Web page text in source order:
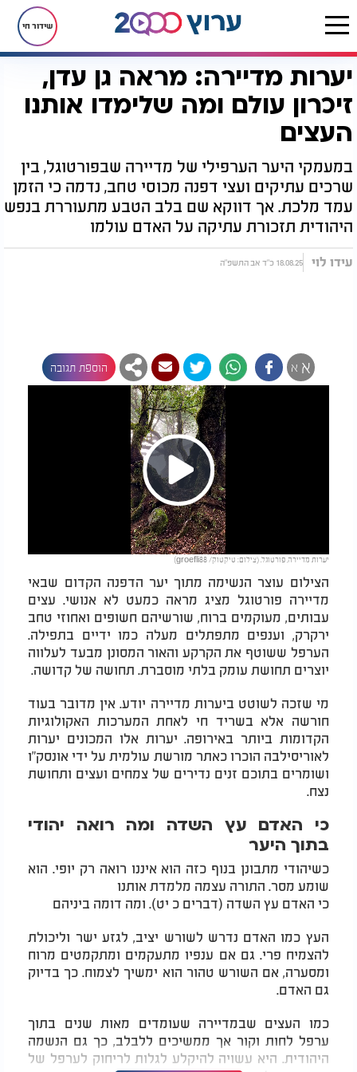
שידור חי
דף הבית יהדות נפלאות הבריאה יערות מדיירה: מראה גן עדן, זיכרון עולם ומה שלימדו אותנו העצים
יערות מדיירה: מראה גן עדן,
זיכרון עולם ומה שלימדו אותנו
העצים
במעמקי היער הערפילי של מדיירה שבפורטוגל, בין
שרכים עתיקים ועצי דפנה מכוסי טחב, נדמה כי הזמן
עמד מלכת. אך דווקא שם בלב הטבע מתעוררת בנפש
היהודית תזכורת עתיקה על האדם עולמו
עידו לוי 18.08.25 כ"ד אב התשפ"ה
א א הוספת תגובה
Play
Video
יערות מדיירה, פורטוגל. (צילום: טיקטוק/ groefli88)
הצילום עוצר הנשימה מתוך יער הדפנה הקדום שבאי
מדיירה פורטוגל מציג מראה כמעט לא אנושי. עצים
עבותים, מעוקמים ברוח, שורשיהם חשופים ואחוזי טחב
ירקרק, וענפים מתפתלים מעלה כמו ידיים בתפילה.
הערפל ששוטף את הקרקע והאור המסונן מבעד לעלווה
יוצרים תחושת עומק בלתי מוסברת. תחושה של קדושה.
מי שזכה לשוטט ביערות מדיירה יודע. אין מדובר בעוד
חורשה אלא בשריד חי לאחת המערכות האקולוגיות
הקדומות ביותר באירופה. יערות אלו המכונים יערות
לאוריסילבה הוכרו כאתר מורשת עולמית על ידי אונסק"ו
ושומרים בתוכם זנים נדירים של צמחים ועצים ותחושת
נצח.
כי האדם עץ השדה ומה רואה יהודי
בתוך היער
כשיהודי מתבונן בנוף כזה הוא איננו רואה רק יופי. הוא
שומע מסר. התורה עצמה מלמדת אותנו
כי האדם עץ השדה (דברים כ יט). ומה דומה ביניהם
העץ כמו האדם נדרש לשורש יציב, לגזע ישר וליכולת
להצמיח פרי. גם אם ענפיו מתעקמים ומתקמטים מרוח
ומסערה, אם השורש טהור הוא ימשיך לצמוח. כך בדיוק
גם האדם.
כמו העצים שבמדיירה שעומדים מאות שנים בתוך
ערפל לחות וקור אך ממשיכים ללבלב, כך גם הנשמה
היהודית. היא עשויה להיקלע לגלות לריחוק לערפל של